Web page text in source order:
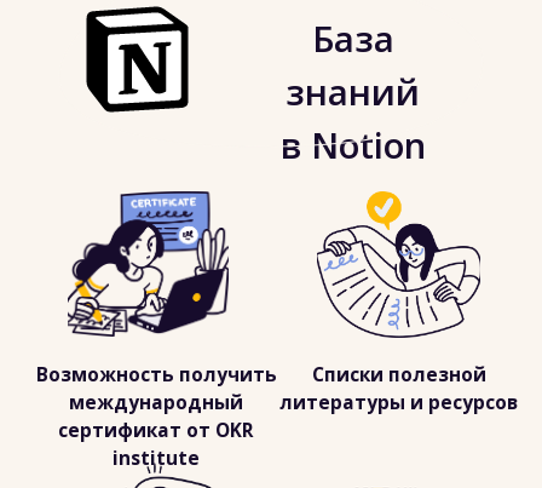
ЗАБРОНИРОВАТЬ МЕСТО
практиком OKRи помоги
настроить эффективное
целеполагание в своей
организации